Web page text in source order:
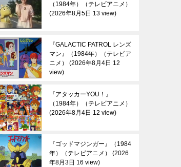
（1984年）（テレビアニメ）
2026年8月5日 13 view
『GALACTIC PATROL レンズ
マン』（1984年）（テレビア
ニメ）
2026年8月4日 12
view
『アタッカーYOU！』
（1984年）（テレビアニメ）
2026年8月4日 12 view
『ゴッドマジンガー』（1984
年）（テレビアニメ）
2026
年8月3日 16 view